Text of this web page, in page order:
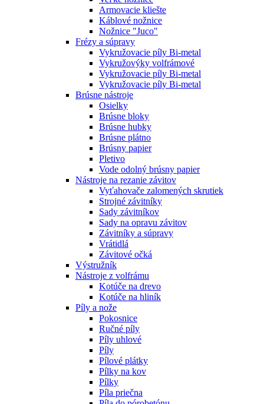
Armovacie kliešte
Káblové nožnice
Nožnice "Juco"
Frézy a súpravy
Vykružovacie píly Bi-metal
Vykružovýky volfrámové
Vykružovacie píly Bi-metal
Vykružovacie píly Bi-metal
Brúsne nástroje
Osielky
Brúsne bloky
Brúsne hubky
Brúsne plátno
Brúsny papier
Pletivo
Vode odolný brúsny papier
Nástroje na rezanie závitov
Vyťahovače zalomených skrutiek
Strojné závitníky
Sady závitníkov
Sady na opravu závitov
Závitníky a súpravy
Vrátidlá
Závitové očká
Výstružník
Nástroje z volfrámu
Kotúče na drevo
Kotúče na hliník
Píly a nože
Pokosnice
Ručné píly
Píly uhlové
Píly
Pílové plátky
Pílky na kov
Pílky
Píla priečna